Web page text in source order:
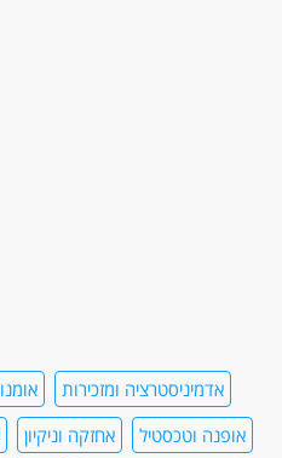
אדמיניסטרציה ומזכירות
אופנה וטכסטיל
אחזקה וניקיון